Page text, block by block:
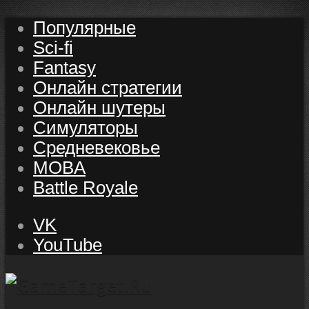
Популярные
Sci-fi
Fantasy
Онлайн стратегии
Онлайн шутеры
Симуляторы
Средневековье
MOBA
Battle Royale
VK
YouTube